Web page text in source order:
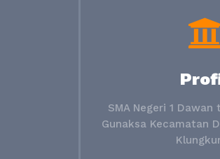
SMA Negeri 1
Gunaksa Kecamatan